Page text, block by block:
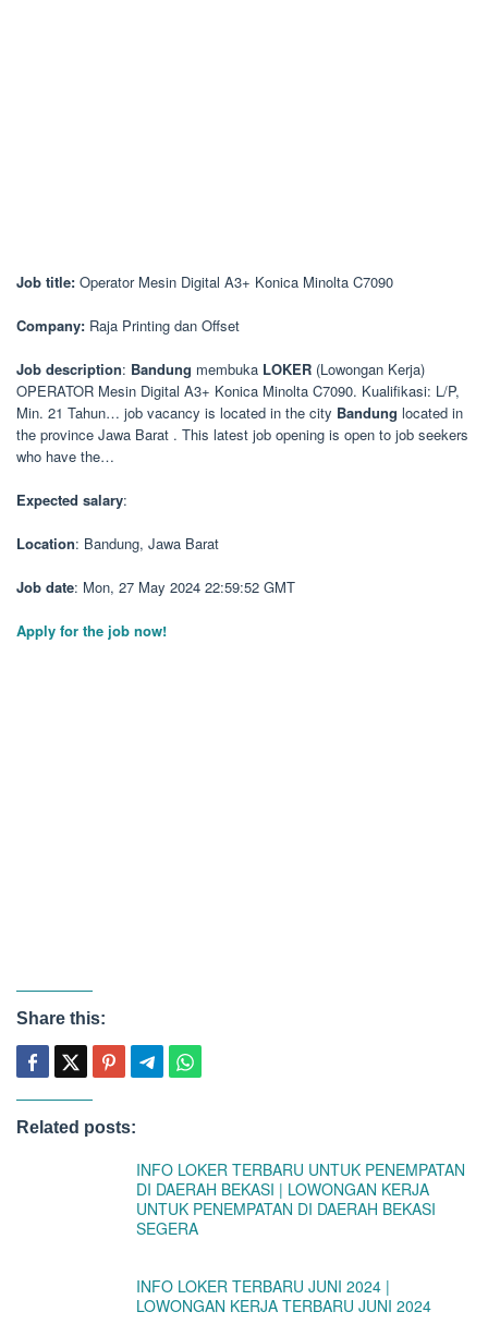
Job title: Operator Mesin Digital A3+ Konica Minolta C7090
Company: Raja Printing dan Offset
Job description: Bandung membuka LOKER (Lowongan Kerja)
OPERATOR Mesin Digital A3+ Konica Minolta C7090. Kualifikasi: L/P,
Min. 21 Tahun… job vacancy is located in the city Bandung located in
the province Jawa Barat . This latest job opening is open to job seekers
who have the…
Expected salary:
Location: Bandung, Jawa Barat
Job date: Mon, 27 May 2024 22:59:52 GMT
Apply for the job now!
Share this:
Related posts:
INFO LOKER TERBARU UNTUK PENEMPATAN
DI DAERAH BEKASI | LOWONGAN KERJA
UNTUK PENEMPATAN DI DAERAH BEKASI
SEGERA
INFO LOKER TERBARU JUNI 2024 |
LOWONGAN KERJA TERBARU JUNI 2024